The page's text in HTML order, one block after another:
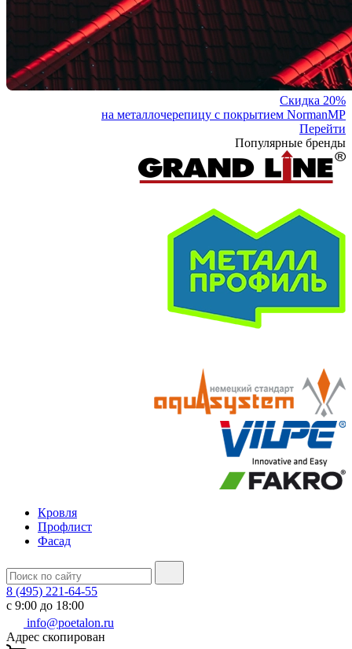
Скидка 20%
на металлочерепицу с покрытием NormanMP
Перейти
Популярные бренды
Кровля
Профлист
Фасад
8 (495) 221-64-55
с 9:00 до 18:00
info@poetalon.ru
Адрес скопирован